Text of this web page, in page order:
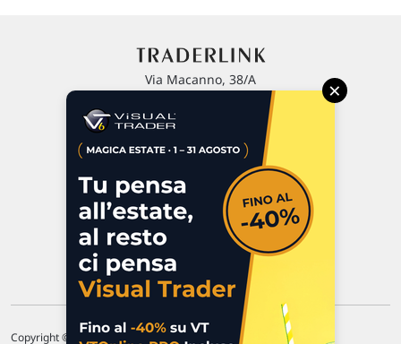
Via Macanno, 38/A
P.IVA 02 452 460 401
Commenti e segnalazioni
Contattaci
Copyright © 1996-2026 Traderlink Italia s.r.l.
×